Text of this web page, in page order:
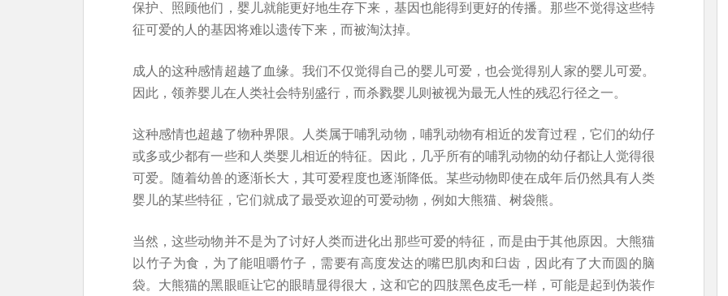
保护、照顾他们，婴儿就能更好地生存下来，基因也能得到更好的传播。那些不觉得这些特
征可爱的人的基因将难以遗传下来，而被淘汰掉。
成人的这种感情超越了血缘。我们不仅觉得自己的婴儿可爱，也会觉得别人家的婴儿可爱。
因此，领养婴儿在人类社会特别盛行，而杀戮婴儿则被视为最无人性的残忍行径之一。
这种感情也超越了物种界限。人类属于哺乳动物，哺乳动物有相近的发育过程，它们的幼仔
或多或少都有一些和人类婴儿相近的特征。因此，几乎所有的哺乳动物的幼仔都让人觉得很
可爱。随着幼兽的逐渐长大，其可爱程度也逐渐降低。某些动物即使在成年后仍然具有人类
婴儿的某些特征，它们就成了最受欢迎的可爱动物，例如大熊猫、树袋熊。
当然，这些动物并不是为了讨好人类而进化出那些可爱的特征，而是由于其他原因。大熊猫
以竹子为食，为了能咀嚼竹子，需要有高度发达的嘴巴肌肉和臼齿，因此有了大而圆的脑
袋。大熊猫的黑眼眶让它的眼睛显得很大，这和它的四肢黑色皮毛一样，可能是起到伪装作